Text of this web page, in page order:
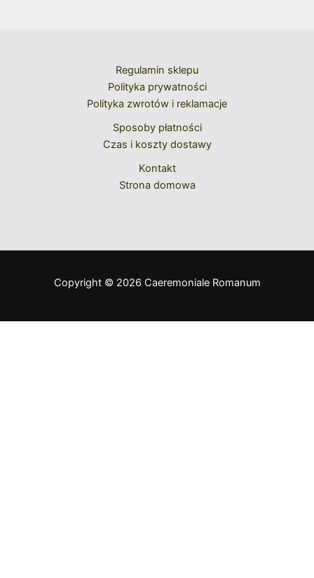
Regulamin sklepu
Polityka prywatności
Polityka zwrotów i reklamacje
Sposoby płatności
Czas i koszty dostawy
Kontakt
Strona domowa
Copyright © 2026 Caeremoniale Romanum